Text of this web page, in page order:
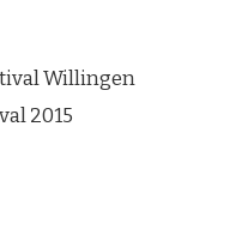
Willingen
2015